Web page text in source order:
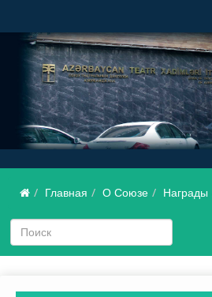
Главная О Союзе Награды